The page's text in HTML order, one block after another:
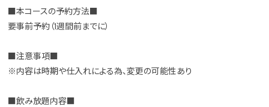
■本コースの予約方法■
要事前予約（1週間前までに）
■注意事項■
※内容は時期や仕入れによる為、変更の可能性あり
■飲み放題内容■